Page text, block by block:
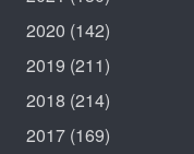
2020 (142)
2019 (211)
2018 (214)
2017 (169)